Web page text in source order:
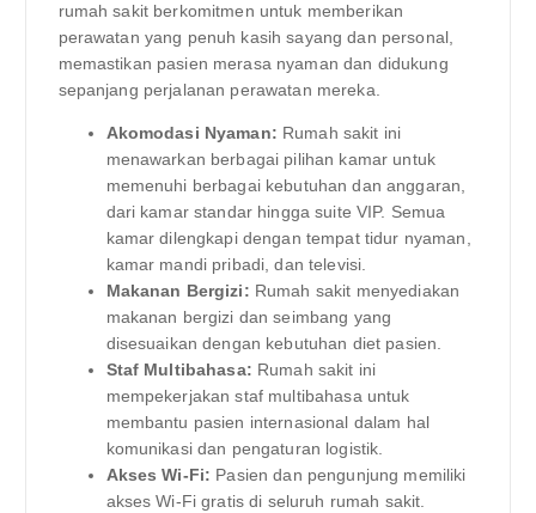
rumah sakit berkomitmen untuk memberikan
perawatan yang penuh kasih sayang dan personal,
memastikan pasien merasa nyaman dan didukung
sepanjang perjalanan perawatan mereka.
Akomodasi Nyaman: Rumah sakit ini
menawarkan berbagai pilihan kamar untuk
memenuhi berbagai kebutuhan dan anggaran,
dari kamar standar hingga suite VIP. Semua
kamar dilengkapi dengan tempat tidur nyaman,
kamar mandi pribadi, dan televisi.
Makanan Bergizi: Rumah sakit menyediakan
makanan bergizi dan seimbang yang
disesuaikan dengan kebutuhan diet pasien.
Staf Multibahasa: Rumah sakit ini
mempekerjakan staf multibahasa untuk
membantu pasien internasional dalam hal
komunikasi dan pengaturan logistik.
Akses Wi-Fi: Pasien dan pengunjung memiliki
akses Wi-Fi gratis di seluruh rumah sakit.